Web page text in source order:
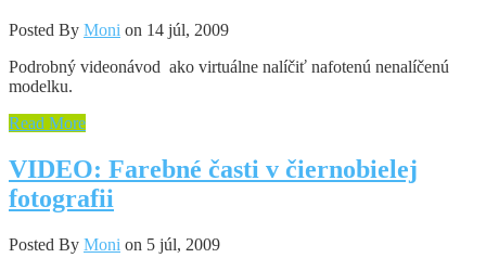
Posted By Moni on 14 júl, 2009
Podrobný videonávod ako virtuálne nalíčiť nafotenú nenalíčenú
modelku.
Read More
VIDEO: Farebné časti v čiernobielej
fotografii
Posted By Moni on 5 júl, 2009